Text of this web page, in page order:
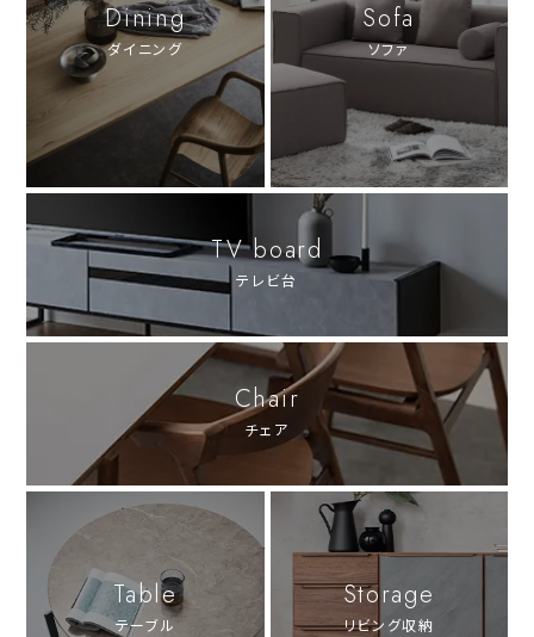
Dining
ダイニング
Sofa
ソファ
TV board
テレビ台
Chair
チェア
Table
テーブル
Storage
リビング収納